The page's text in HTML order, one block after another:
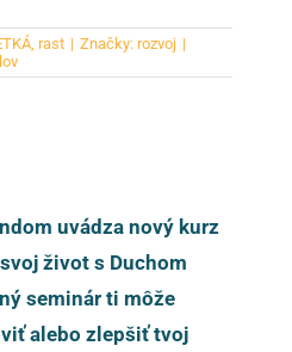
rast | Značky: rozvoj |
uvádza nový kurz
život s Duchom
seminár ti môže
alebo zlepšiť tvoj